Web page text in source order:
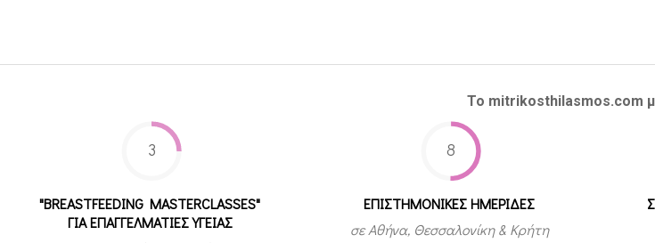
Το mitrikosthilasmos.com
3
"BREASTFEEDING MASTERCLASSES"
ΓΙΑ ΕΠΑΓΓΕΛΜΑΤΙΕΣ ΥΓΕΙΑΣ
8
ΕΠΙΣΤΗΜΟΝΙΚΕΣ ΗΜΕΡΙΔΕΣ
σε Αθήνα, Θεσσαλονίκη & Κρήτη